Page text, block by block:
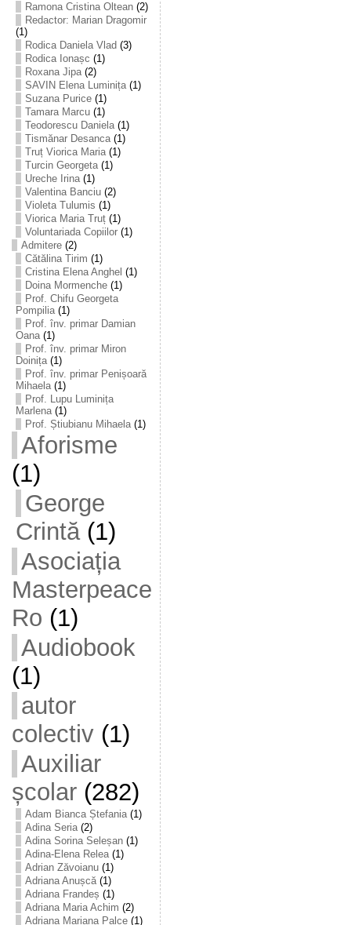
Ramona Cristina Oltean(2)
Redactor: Marian Dragomir
(1)
Rodica Daniela Vlad (3)
Rodica Ionașc (1)
Roxana Jipa(2)
SAVIN Elena Luminița(1)
Suzana Purice(1)
Tamara Marcu(1)
Teodorescu Daniela(1)
Tismănar Desanca(1)
Truț Viorica Maria(1)
Turcin Georgeta(1)
Ureche Irina(1)
Valentina Banciu(2)
Violeta Tulumis (1)
Viorica Maria Truț(1)
Voluntariada Copiilor(1)
Admitere(2)
Cătălina Tirim (1)
Cristina Elena Anghel (1)
Doina Mormenche(1)
Prof. Chifu Georgeta
Pompilia(1)
Prof. înv. primar Damian
Oana(1)
Prof. înv. primar Miron
Doinița(1)
Prof. înv. primar Penișoară
Mihaela(1)
Prof. Lupu Luminița
Marlena(1)
Prof. Știubianu Mihaela(1)
Aforisme
(1)
George
Crintă(1)
Asociația
Masterpeace
Ro (1)
Audiobook
(1)
autor
colectiv(1)
Auxiliar
școlar(282)
Adam Bianca Ștefania(1)
Adina Seria(2)
Adina Sorina Seleșan(1)
Adina-Elena Relea(1)
Adrian Zăvoianu(1)
Adriana Anușcă(1)
Adriana Frandeș (1)
Adriana Maria Achim (2)
Adriana Mariana Palce(1)